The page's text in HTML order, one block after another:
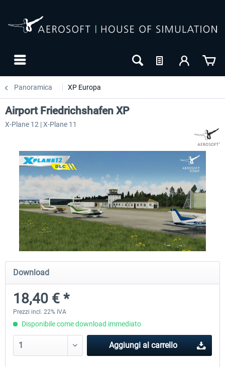
Panoramica XP Europa
Airport Berlin Brandenburg V2 XP
30,71 € *
Airport Zurich V2.0 XP
Airport Friedrichshafen XP
X-Plane 12 | X-Plane 11
Download
18,40 € *
Prezzi incl. 22% IVA
Disponibile come download immediato
Aggiungi al carrello